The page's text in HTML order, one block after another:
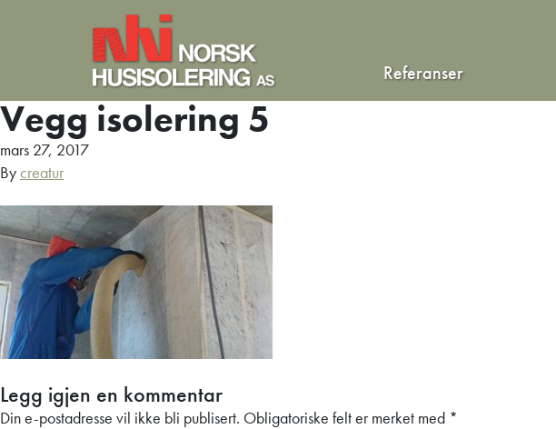
Referanser
Vegg isolering 5
mars 27, 2017
Bycreatur
Legg igjen en kommentar
Din e-postadresse vil ikke bli publisert. Obligatoriske felt er merket med *